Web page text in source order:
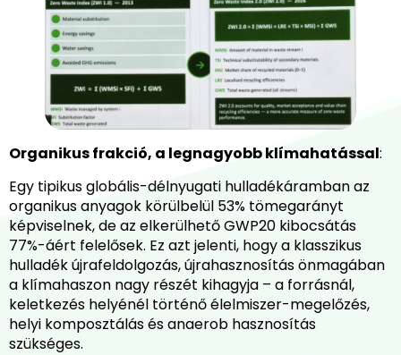
Organikus frakció, a legnagyobb klímahatással:
Egy tipikus globális-délnyugati hulladékáramban az
organikus anyagok körülbelül 53% tömegarányt
képviselnek, de az elkerülhető GWP20 kibocsátás
77%-áért felelősek. Ez azt jelenti, hogy a klasszikus
hulladék újrafeldolgozás, újrahasznosítás önmagában
a klímahaszon nagy részét kihagyja – a forrásnál,
keletkezés helyénél történő élelmiszer-megelőzés,
helyi komposztálás és anaerob hasznosítás
szükséges.